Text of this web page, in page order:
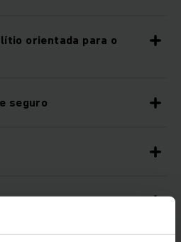
orientada para o
seguro
inteligentes